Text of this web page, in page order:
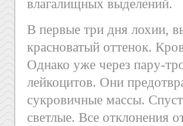
влагалищных выделений.
В первые три дня лохии,
красноватый оттенок.
Однако уже через пару-
лейкоцитов. Они
сукровичные массы.
светлые. Все отклонения